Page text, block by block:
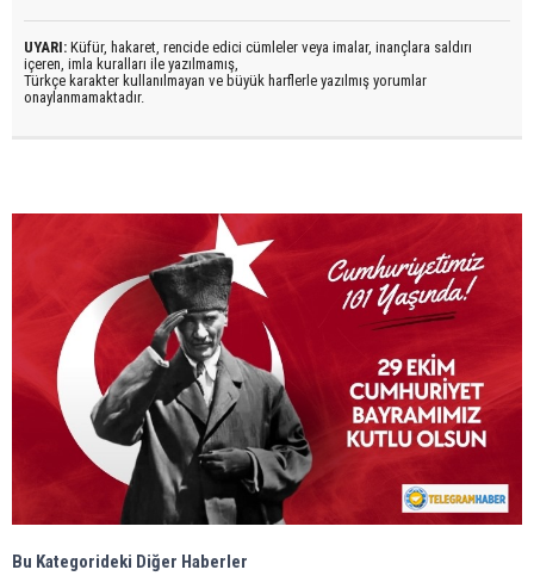
UYARI: Küfür, hakaret, rencide edici cümleler veya imalar, inançlara saldırı
içeren, imla kuralları ile yazılmamış,
Türkçe karakter kullanılmayan ve büyük harflerle yazılmış yorumlar
onaylanmamaktadır.
Bu Kategorideki Diğer Haberler